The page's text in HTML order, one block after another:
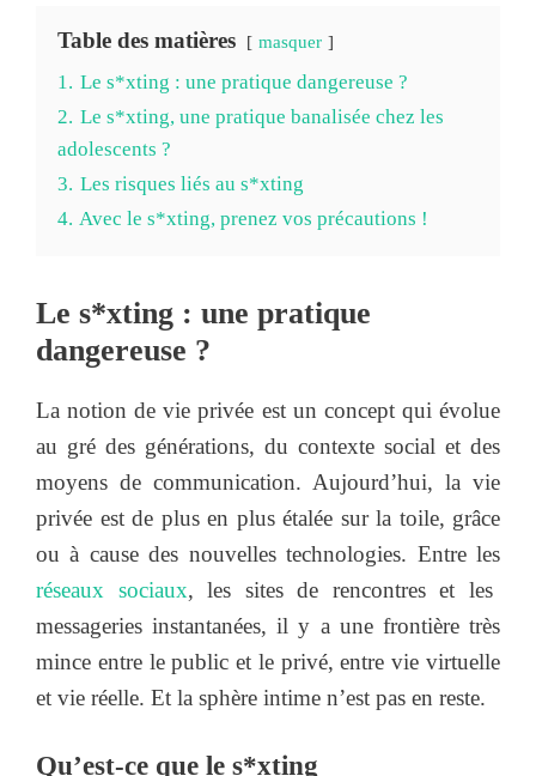
Table des matières masquer
1. Le s*xting : une pratique dangereuse ?
2. Le s*xting, une pratique banalisée chez les
adolescents ?
3. Les risques liés au s*xting
4. Avec le s*xting, prenez vos précautions !
Le s*xting : une pratique
dangereuse ?
La notion de vie privée est un concept qui évolue
au gré des générations, du contexte social et des
moyens de communication. Aujourd’hui, la vie
privée est de plus en plus étalée sur la toile, grâce
ou à cause des nouvelles technologies. Entre les
réseaux sociaux, les sites de rencontres et les
messageries instantanées, il y a une frontière très
mince entre le public et le privé, entre vie virtuelle
et vie réelle. Et la sphère intime n’est pas en reste.
Qu’est-ce que le s*xting